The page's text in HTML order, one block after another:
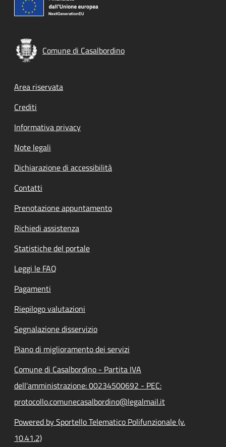
Comune di Casalbordino
Footer menu
Area riservata
Crediti
Informativa privacy
Note legali
Dichiarazione di accessibilità
Contatti
Prenotazione appuntamento
Richiedi assistenza
Statistiche del portale
Leggi le FAQ
Pagamenti
Riepilogo valutazioni
Segnalazione disservizio
Piano di miglioramento dei servizi
Comune di Casalbordino - Partita IVA
dell'amministrazione: 00234500692 - PEC:
protocollo.comunecasalbordino@legalmail.it
Powered by Sportello Telematico Polifunzionale (v.
10.41.2)